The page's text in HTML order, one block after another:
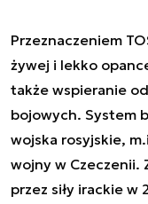
Przeznaczeniem
żywej i lekko
także wspieranie
bojowych. System
wojska rosyjskie,
wojny w Czeczenii.
przez siły irackie w